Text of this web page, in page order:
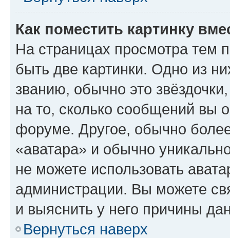
Как поместить картинку
На страницах просмотра тем
быть две картинки. Одно из
званию, обычно это
на то, сколько сообщений вы
форуме. Другое, обычно
«аватара» и обычно
не можете использовать
администрации. Вы можете
и выяснить у него причины
Вернуться наверх